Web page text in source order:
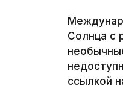
Солнца с
ссылкой